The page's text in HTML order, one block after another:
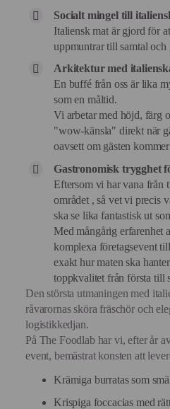
Socialt mingel till
Italiensk mat är gjord för
uppmuntrar till samtal och
Arkitektur med
En buffé från oss är lika
som en måltid.
Vi arbetar med höjd, färg
"wow-känsla" direkt när
oavsett om gästen
Gastronomisk trygghet
Eftersom vi har vana från
området , så vet vi precis
ska se lika fantastisk ut
Med mångårig erfarenhet
komplexa företagsevent
exakt hur maten ska
toppkvalitet från första till
Den största utmaningen med
råvarornas sköra fräschör och
logistikkedjan.
På The Foodlab har vi, efter år
event, bemästrat konsten att
Krämiga burratas som
Krispiga foccacias med